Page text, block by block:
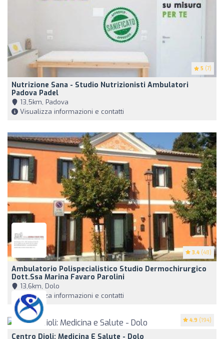
5 (7)
Nutrizione Sana - Studio Nutrizionisti Ambulatori
Padova Padel
13,5km, Padova
Visualizza informazioni e contatti
3.4 (48)
Ambulatorio Polispecialistico Studio Dermochirurgico
Dott.ssa Marina Favaro Parolini
13,6km, Dolo
Visualizza informazioni e contatti
4.9 (194)
Centro Dioli: Medicina E Salute - Dolo